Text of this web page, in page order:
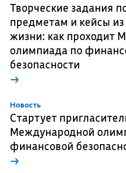
Творческие задания
предметам и кейсы
жизни: как проходит
олимпиада по
безопасности
→
Новость
Стартует
Международной
финансовой
→